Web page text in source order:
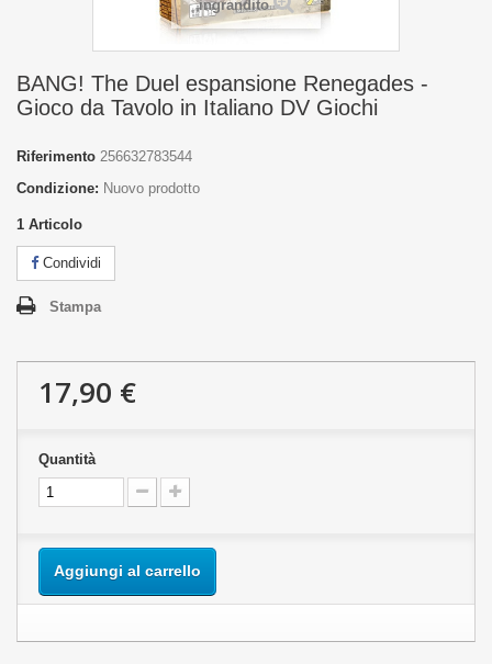
ingrandito
BANG! The Duel espansione Renegades -
Gioco da Tavolo in Italiano DV Giochi
Riferimento 256632783544
Condizione: Nuovo prodotto
1 Articolo
Condividi
Stampa
17,90 €
Quantità
Aggiungi al carrello